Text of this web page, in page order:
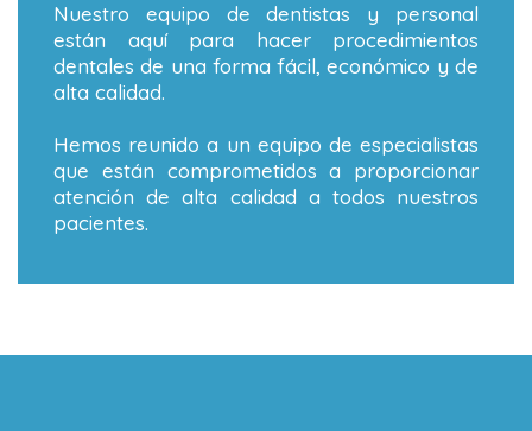
Nuestro equipo de dentistas y personal
están aquí para hacer procedimientos
dentales de una forma fácil, económico y de
alta calidad.
Hemos reunido a un equipo de especialistas
que están comprometidos a proporcionar
atención de alta calidad a todos nuestros
pacientes.